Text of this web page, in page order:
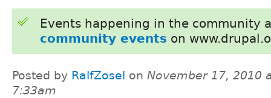
Events happening in the community
community events on
Posted by RalfZosel on November 17, 2010
7:33am